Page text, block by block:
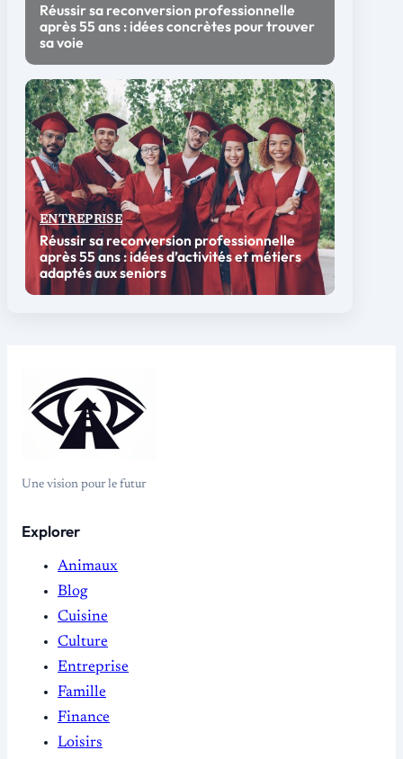
Réussir sa reconversion professionnelle
après 55 ans : idées concrètes pour trouver
sa voie
ENTREPRISE
Réussir sa reconversion professionnelle
après 55 ans : idées d’activités et métiers
adaptés aux seniors
Une vision pour le futur
Explorer
Animaux
Blog
Cuisine
Culture
Entreprise
Famille
Finance
Loisirs